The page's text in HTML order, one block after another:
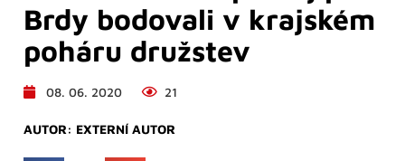
Brdy bodovali v krajském
poháru družstev
08. 06. 2020 21
AUTOR: EXTERNÍ AUTOR